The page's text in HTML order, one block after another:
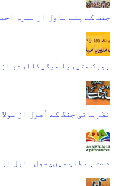
جنت کے پتے ناول از نمرہ
بورک مٹیریا میڈیکااردو
نظریاتی جنگ کے اُصول از
دست بے طلب میں‌پھول ناول از